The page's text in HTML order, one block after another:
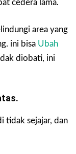
cedera lama.
area yang
ini bisa Ubah
diobati, ini
tidak sejajar, dan